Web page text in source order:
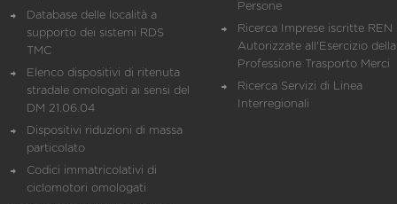
Database delle località a
supporto dei sistemi RDS
TMC
Elenco dispositivi di ritenuta
stradale omologati ai sensi del
DM 21.06.04
Dispositivi riduzioni di massa
particolato
Codici immatricolativi di
ciclomotori omologati
Persone
Ricerca Imprese iscritte REN
Autorizzate all'Esercizio della
Professione Trasporto Merci
Ricerca Servizi di Linea
Interregionali